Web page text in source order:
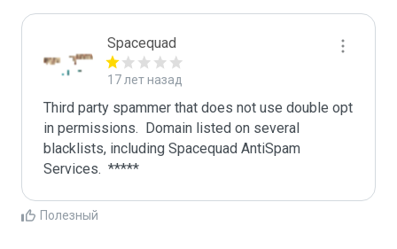
Spacequad
17 лет назад
Third party spammer that does not use double opt
in permissions.  Domain listed on several
blacklists, including Spacequad AntiSpam
Полезный